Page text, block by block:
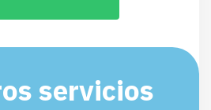
servicios